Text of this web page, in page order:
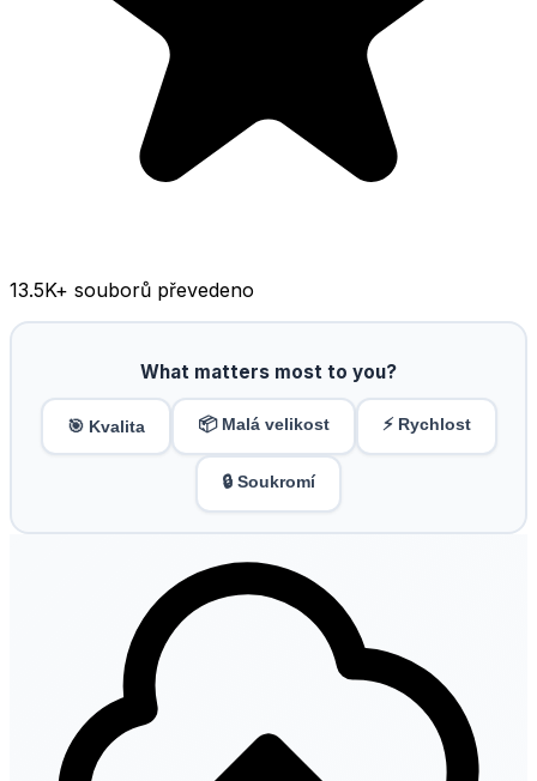
13.5K+ souborů převedeno
What matters most to you?
🎯 Kvalita 📦 Malá velikost ⚡ Rychlost
🔒 Soukromí